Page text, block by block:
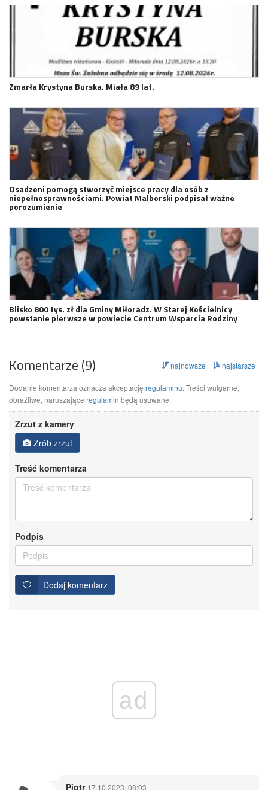
Zmarła Krystyna Burska. Miała 89 lat.
Osadzeni pomogą stworzyć miejsce pracy dla osób z
niepełnosprawnościami. Powiat Malborski podpisał ważne
porozumienie
Blisko 800 tys. zł dla Gminy Miłoradz. W Starej Kościelnicy
powstanie pierwsze w powiecie Centrum Wsparcia Rodziny
najnowsze najstarsze
Komentarze (9)
Dodanie komentarza oznacza akceptację regulaminu. Treści wulgarne,
obraźliwe, naruszające regulamin będą usuwane.
Zrzut z kamery
Zrób zrzut
Treść komentarza
Podpis
Dodaj komentarz
ad
Piotr 17.10.2023, 08:03